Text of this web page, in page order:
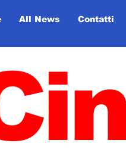
All News Contatti